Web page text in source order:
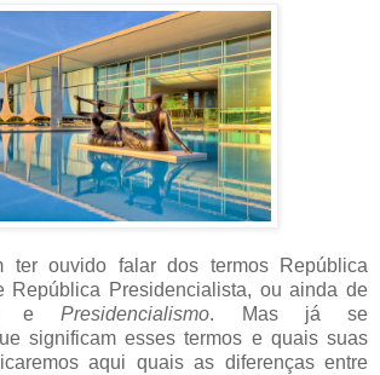
ter ouvido falar dos termos República
República Presidencialista, ou ainda de
ePresidencialismo. Mas já se
significam esses termos e quais suas
aqui quais as diferenças entre